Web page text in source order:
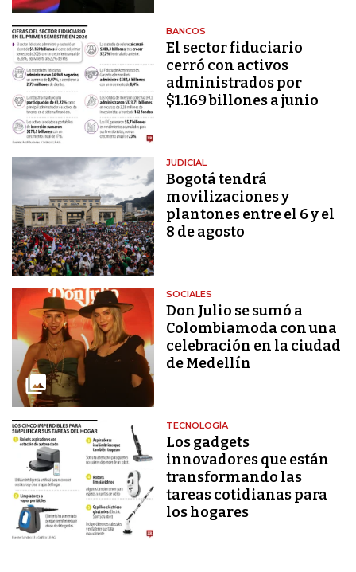
BANCOS
El sector fiduciario
cerró con activos
administrados por
$1.169 billones a junio
JUDICIAL
Bogotá tendrá
movilizaciones y
plantones entre el 6 y el
8 de agosto
SOCIALES
Don Julio se sumó a
Colombiamoda con una
celebración en la ciudad
de Medellín
TECNOLOGÍA
Los gadgets
innovadores que están
transformando las
tareas cotidianas para
los hogares